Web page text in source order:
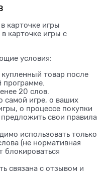
карточке игры
карточке игры с
условия:
товар после
программе.
20 слов.
самой игре, о ваших
о процессе покупки
свои правила
использовать только
(не нормативная
блокироваться
связана с отзывом и